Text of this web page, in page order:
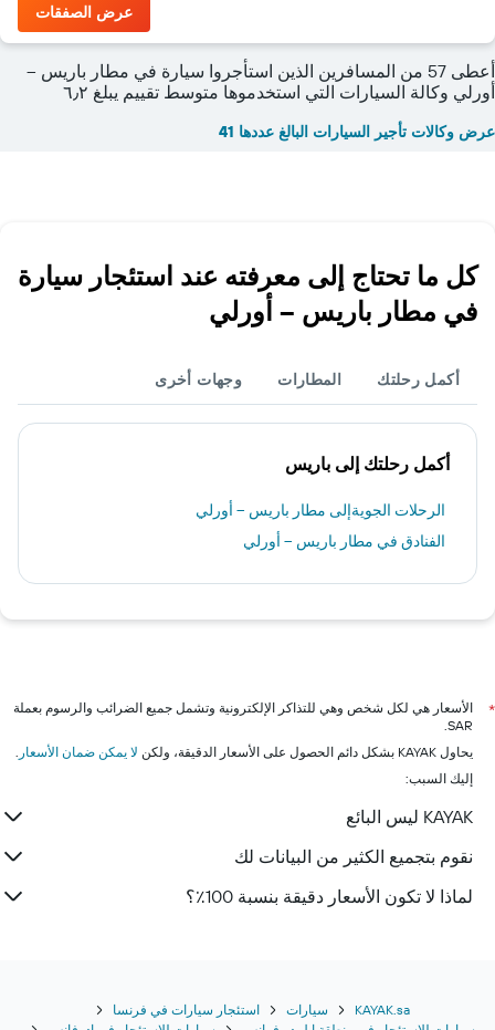
عرض الصفقات
أعطى 57 من المسافرين الذين استأجروا سيارة في مطار باريس --
أورلي وكالة السيارات التي استخدموها متوسط تقييم يبلغ ٦٫٢
عرض وكالات تأجير السيارات البالغ عددها 41
كل ما تحتاج إلى معرفته عند استئجار سيارة
في مطار باريس -- أورلي
أكمل رحلتك المطارات وجهات أخرى
أكمل رحلتك إلى باريس
الرحلات الجويةإلى مطار باريس -- أورلي
الفنادق في مطار باريس -- أورلي
*
الأسعار هي لكل شخص وهي للتذاكر الإلكترونية وتشمل جميع الضرائب والرسوم بعملة
SAR.
يحاول KAYAK بشكل دائم الحصول على الأسعار الدقيقة، ولكن
لا يمكن ضمان الأسعار
إليك السبب:
KAYAK ليس البائع
نقوم بتجميع الكثير من البيانات لك
لماذا لا تكون الأسعار دقيقة بنسبة 100٪؟
KAYAK.sa سيارات
استئجار سيارات في فرنسا